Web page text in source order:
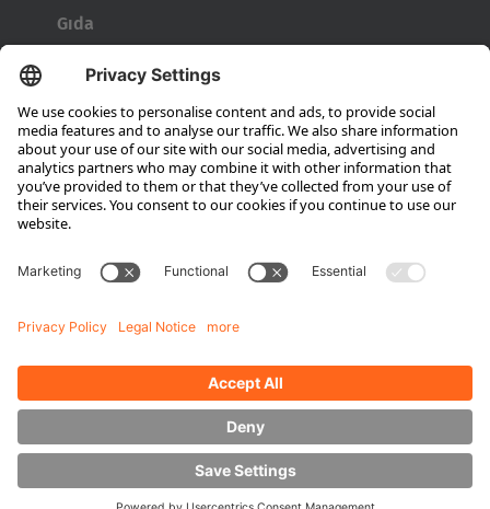
Gıda
Askeri/Savunma Teknolojisi
Konteyner taşımacılığı
Lastik kalıbı
Tambur taşıyıcı
Kapılar ve pencereler
Şirket